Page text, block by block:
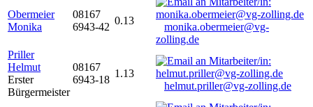
Obermeier
Monika
08167
6943-42
0.13
monika.obermeier@vg-
zolling.de
Priller
Helmut
Erster
Bürgermeister
08167
6943-18
1.13
helmut.priller@vg-zolling.de